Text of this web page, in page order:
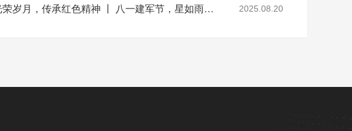
追忆光荣岁月，传承红色精神 丨 八一建军节，星如雨科技党支部，走进钜桥镇光荣之家，慰问退伍老兵 2025.08.20